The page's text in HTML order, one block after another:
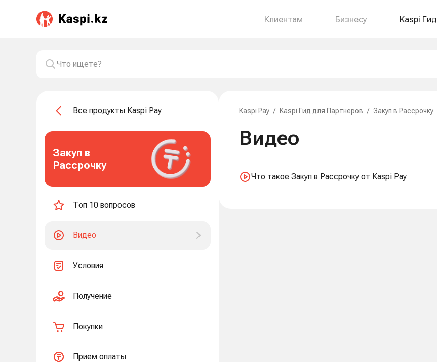
Клиентам Бизнесу Kaspi Гид
Все продукты Kaspi Pay
Закуп в
Рассрочку
Топ 10 вопросов
Видео
Условия
Получение
Покупки
Прием оплаты
Kaspi Pay / Kaspi Гид для Партнеров / Закуп в Рассрочку
Видео
Что такое Закуп в Рассрочку от Kaspi Pay